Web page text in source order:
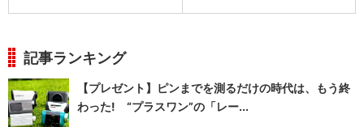
記事ランキング
【プレゼント】ピンまでを測るだけの時代は、もう終
わった! “プラスワン”の「レー...